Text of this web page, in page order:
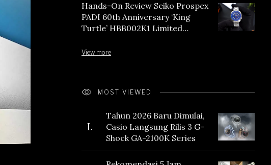
Hands-On Review Seiko Prospex
PADI 60th Anniversary ‘King
Turtle’ HBB002K1 Limited
View more
MOST VIEWED
I.
Tahun 2026 Baru Dimulai,
Casio Langsung Rilis 3 G-
Shock GA-2100K Series